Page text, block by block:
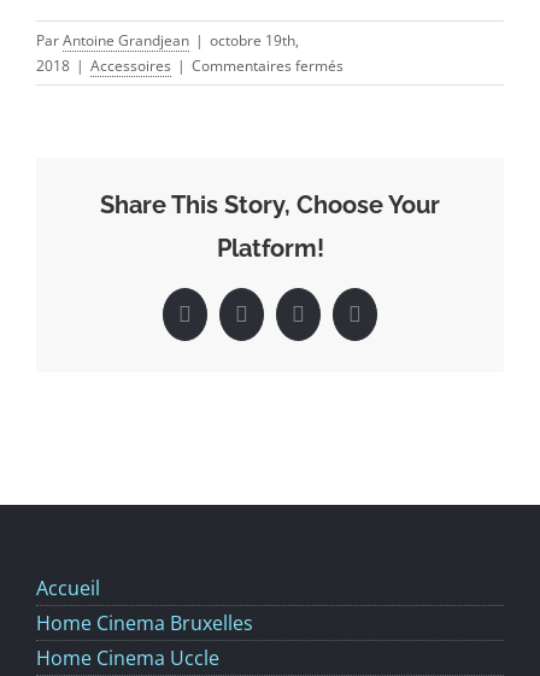
ParAntoine Grandjean | octobre 19th,
2018 | Accessoires | Commentaires fermés
Comment
appareils
?
Share This Story, Choose Your
Platform!
Facebook
X LinkedInPinterest
Accueil
Home Cinema Bruxelles
Home Cinema Uccle